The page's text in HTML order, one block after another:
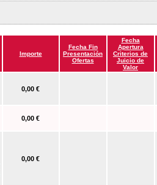
Importe
Fecha Fin
Presentación
Ofertas
Fecha
Apertura
Criterios de
Juicio de
Valor
0,00 €
0,00 €
0,00 €